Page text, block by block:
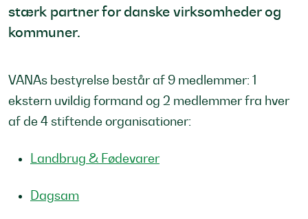
stærk partner for danske virksomheder og
kommuner.
VANAs bestyrelse består af 9 medlemmer: 1
ekstern uvildig formand og 2 medlemmer fra hver
af de 4 stiftende organisationer:
Landbrug & Fødevarer
Dagsam